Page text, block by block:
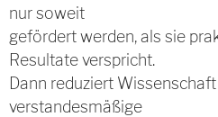
nur soweit
gefördert werden, als sie
Resultate verspricht.
Dann reduziert
verstandesmäßige